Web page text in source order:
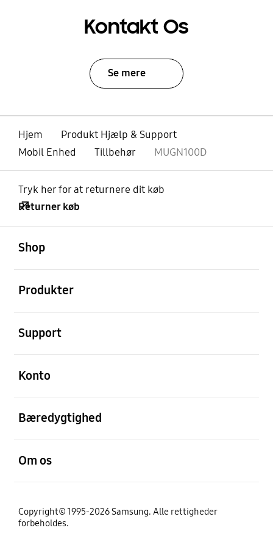
Kontakt Os
Se mere
Hjem
Produkt Hjælp & Support
Mobil Enhed
Tillbehør MUGN100D
Tryk her for at returnere dit køb
Returner køb
Shop
Produkter
Support
Konto
Bæredygtighed
Om os
Copyright© 1995-2026 Samsung. Alle rettigheder
forbeholdes.